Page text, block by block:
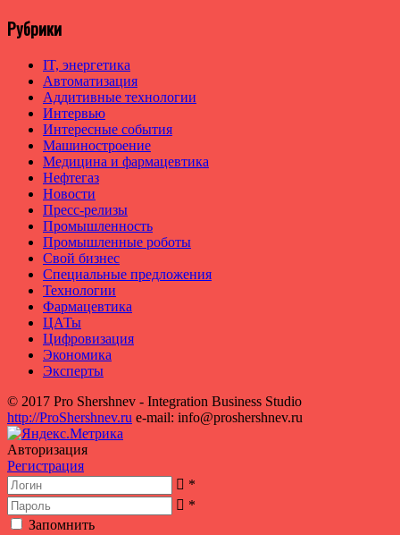
Рубрики
IT, энергетика
Автоматизация
Аддитивные технологии
Интервью
Интересные события
Машиностроение
Медицина и фармацевтика
Нефтегаз
Новости
Пресс-релизы
Промышленность
Промышленные роботы
Свой бизнес
Специальные предложения
Технологии
Фармацевтика
ЦАТы
Цифровизация
Экономика
Эксперты
© 2017 Pro Shershnev - Integration Business Studio
http://ProShershnev.ru e-mail: info@proshershnev.ru
Авторизация
Регистрация
*
*
Запомнить